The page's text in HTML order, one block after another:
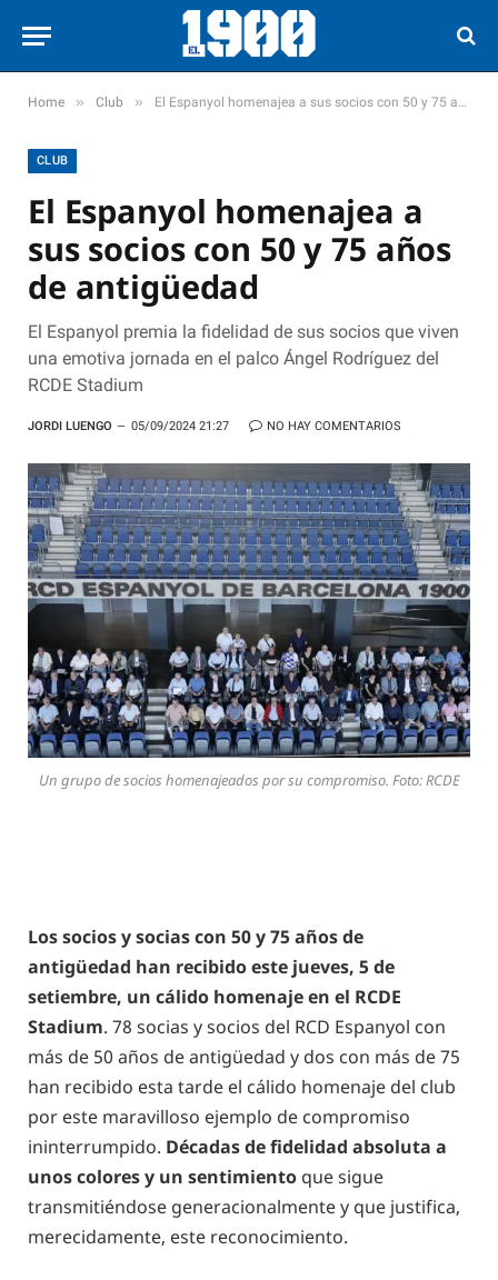
Home » Club » El Espanyol homenajea a sus socios con 50 y 75 años de antigüedad
CLUB
El Espanyol homenajea a
sus socios con 50 y 75 años
de antigüedad
El Espanyol premia la fidelidad de sus socios que viven
una emotiva jornada en el palco Ángel Rodríguez del
RCDE Stadium
JORDI LUENGO 05/09/2024 21:27 NO HAY COMENTARIOS
Un grupo de socios homenajeados por su compromiso. Foto: RCDE
Los socios y socias con 50 y 75 años de
antigüedad han recibido este jueves, 5 de
setiembre, un cálido homenaje en el RCDE
Stadium. 78 socias y socios del RCD Espanyol con
más de 50 años de antigüedad y dos con más de 75
han recibido esta tarde el cálido homenaje del club
por este maravilloso ejemplo de compromiso
ininterrumpido. Décadas de fidelidad absoluta a
unos colores y un sentimiento que sigue
transmitiéndose generacionalmente y que justifica,
merecidamente, este reconocimiento.